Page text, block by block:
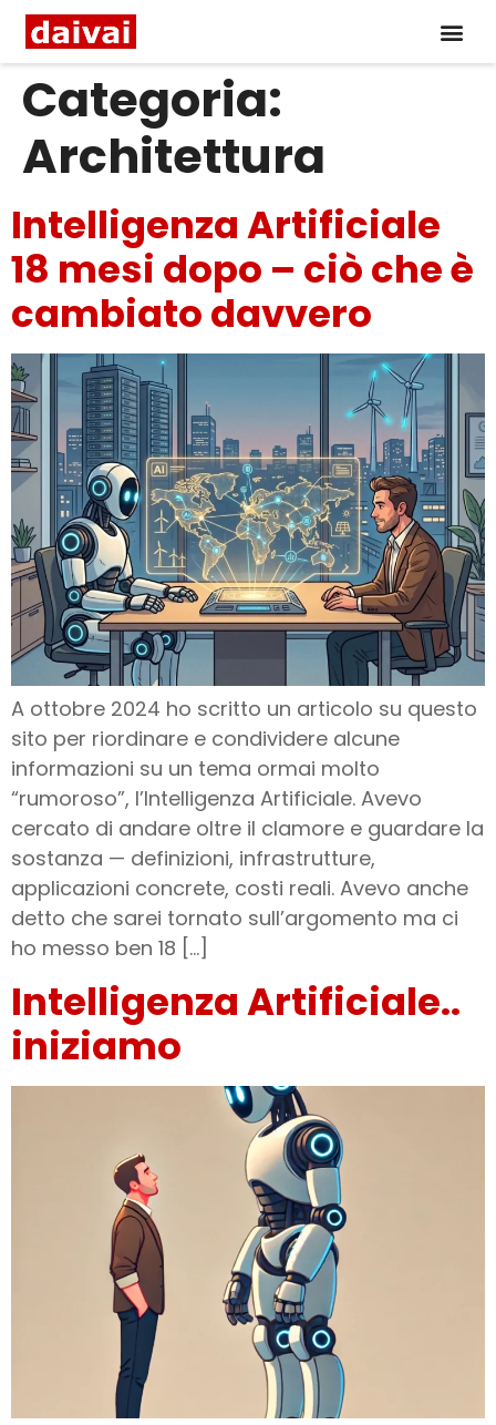
Categoria:
Architettura
Intelligenza Artificiale
18 mesi dopo – ciò che è
cambiato davvero
A ottobre 2024 ho scritto un articolo su questo
sito per riordinare e condividere alcune
informazioni su un tema ormai molto
“rumoroso”, l’Intelligenza Artificiale. Avevo
cercato di andare oltre il clamore e guardare la
sostanza — definizioni, infrastrutture,
applicazioni concrete, costi reali. Avevo anche
detto che sarei tornato sull’argomento ma ci
ho messo ben 18 […]
Intelligenza Artificiale..
iniziamo